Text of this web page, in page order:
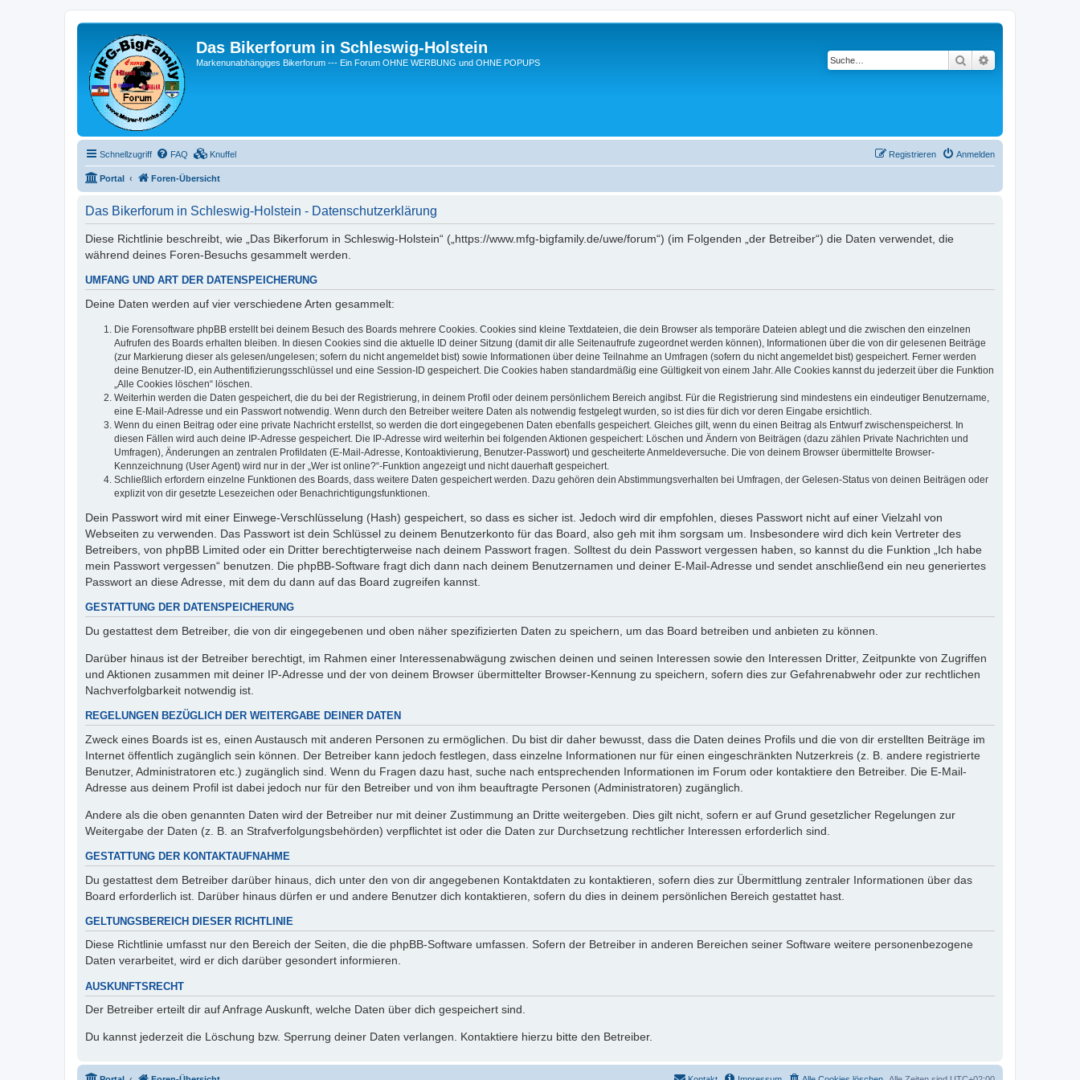
Das Bikerforum in Schleswig-Holstein
Markenunabhängiges Bikerforum --- Ein Forum OHNE WERBUNG und OHNE POPUPS Suche
Schnellzugriff FAQ Knuffel Anmelden
Registrieren
Portal Foren-Übersicht
Das Bikerforum in Schleswig-Holstein - Datenschutzerklärung
Diese Richtlinie beschreibt, wie „Das Bikerforum in Schleswig-Holstein“ („https://www.mfg-bigfamily.de/uwe/forum“) (im Folgenden „der Betreiber“) die Daten verwendet, die
während deines Foren-Besuchs gesammelt werden.
UMFANG UND ART DER DATENSPEICHERUNG
Deine Daten werden auf vier verschiedene Arten gesammelt:
Die Forensoftware phpBB erstellt bei deinem Besuch des Boards mehrere Cookies. Cookies sind kleine Textdateien, die dein Browser als temporäre Dateien ablegt und die zwischen den einzelnen
Aufrufen des Boards erhalten bleiben. In diesen Cookies sind die aktuelle ID deiner Sitzung (damit dir alle Seitenaufrufe zugeordnet werden können), Informationen über die von dir gelesenen Beiträge
(zur Markierung dieser als gelesen/ungelesen; sofern du nicht angemeldet bist) sowie Informationen über deine Teilnahme an Umfragen (sofern du nicht angemeldet bist) gespeichert. Ferner werden
deine Benutzer-ID, ein Authentifizierungsschlüssel und eine Session-ID gespeichert. Die Cookies haben standardmäßig eine Gültigkeit von einem Jahr. Alle Cookies kannst du jederzeit über die Funktion
„Alle Cookies löschen“ löschen.
Weiterhin werden die Daten gespeichert, die du bei der Registrierung, in deinem Profil oder deinem persönlichem Bereich angibst. Für die Registrierung sind mindestens ein eindeutiger Benutzername,
eine E-Mail-Adresse und ein Passwort notwendig. Wenn durch den Betreiber weitere Daten als notwendig festgelegt wurden, so ist dies für dich vor deren Eingabe ersichtlich.
Wenn du einen Beitrag oder eine private Nachricht erstellst, so werden die dort eingegebenen Daten ebenfalls gespeichert. Gleiches gilt, wenn du einen Beitrag als Entwurf zwischenspeicherst. In
diesen Fällen wird auch deine IP-Adresse gespeichert. Die IP-Adresse wird weiterhin bei folgenden Aktionen gespeichert: Löschen und Ändern von Beiträgen (dazu zählen Private Nachrichten und
Umfragen), Änderungen an zentralen Profildaten (E-Mail-Adresse, Kontoaktivierung, Benutzer-Passwort) und gescheiterte Anmeldeversuche. Die von deinem Browser übermittelte Browser-
Kennzeichnung (User Agent) wird nur in der „Wer ist online?“-Funktion angezeigt und nicht dauerhaft gespeichert.
Schließlich erfordern einzelne Funktionen des Boards, dass weitere Daten gespeichert werden. Dazu gehören dein Abstimmungsverhalten bei Umfragen, der Gelesen-Status von deinen Beiträgen oder
explizit von dir gesetzte Lesezeichen oder Benachrichtigungsfunktionen.
Dein Passwort wird mit einer Einwege-Verschlüsselung (Hash) gespeichert, so dass es sicher ist. Jedoch wird dir empfohlen, dieses Passwort nicht auf einer Vielzahl von
Webseiten zu verwenden. Das Passwort ist dein Schlüssel zu deinem Benutzerkonto für das Board, also geh mit ihm sorgsam um. Insbesondere wird dich kein Vertreter des
Betreibers, von phpBB Limited oder ein Dritter berechtigterweise nach deinem Passwort fragen. Solltest du dein Passwort vergessen haben, so kannst du die Funktion „Ich habe
mein Passwort vergessen“ benutzen. Die phpBB-Software fragt dich dann nach deinem Benutzernamen und deiner E-Mail-Adresse und sendet anschließend ein neu generiertes
Passwort an diese Adresse, mit dem du dann auf das Board zugreifen kannst.
GESTATTUNG DER DATENSPEICHERUNG
Du gestattest dem Betreiber, die von dir eingegebenen und oben näher spezifizierten Daten zu speichern, um das Board betreiben und anbieten zu können.
Darüber hinaus ist der Betreiber berechtigt, im Rahmen einer Interessenabwägung zwischen deinen und seinen Interessen sowie den Interessen Dritter, Zeitpunkte von Zugriffen
und Aktionen zusammen mit deiner IP-Adresse und der von deinem Browser übermittelter Browser-Kennung zu speichern, sofern dies zur Gefahrenabwehr oder zur rechtlichen
Nachverfolgbarkeit notwendig ist.
REGELUNGEN BEZÜGLICH DER WEITERGABE DEINER DATEN
Zweck eines Boards ist es, einen Austausch mit anderen Personen zu ermöglichen. Du bist dir daher bewusst, dass die Daten deines Profils und die von dir erstellten Beiträge im
Internet öffentlich zugänglich sein können. Der Betreiber kann jedoch festlegen, dass einzelne Informationen nur für einen eingeschränkten Nutzerkreis (z. B. andere registrierte
Benutzer, Administratoren etc.) zugänglich sind. Wenn du Fragen dazu hast, suche nach entsprechenden Informationen im Forum oder kontaktiere den Betreiber. Die E-Mail-
Adresse aus deinem Profil ist dabei jedoch nur für den Betreiber und von ihm beauftragte Personen (Administratoren) zugänglich.
Andere als die oben genannten Daten wird der Betreiber nur mit deiner Zustimmung an Dritte weitergeben. Dies gilt nicht, sofern er auf Grund gesetzlicher Regelungen zur
Weitergabe der Daten (z. B. an Strafverfolgungsbehörden) verpflichtet ist oder die Daten zur Durchsetzung rechtlicher Interessen erforderlich sind.
GESTATTUNG DER KONTAKTAUFNAHME
Du gestattest dem Betreiber darüber hinaus, dich unter den von dir angegebenen Kontaktdaten zu kontaktieren, sofern dies zur Übermittlung zentraler Informationen über das
Board erforderlich ist. Darüber hinaus dürfen er und andere Benutzer dich kontaktieren, sofern du dies in deinem persönlichen Bereich gestattet hast.
GELTUNGSBEREICH DIESER RICHTLINIE
Diese Richtlinie umfasst nur den Bereich der Seiten, die die phpBB-Software umfassen. Sofern der Betreiber in anderen Bereichen seiner Software weitere personenbezogene
Daten verarbeitet, wird er dich darüber gesondert informieren.
AUSKUNFTSRECHT
Der Betreiber erteilt dir auf Anfrage Auskunft, welche Daten über dich gespeichert sind.
Du kannst jederzeit die Löschung bzw. Sperrung deiner Daten verlangen. Kontaktiere hierzu bitte den Betreiber.